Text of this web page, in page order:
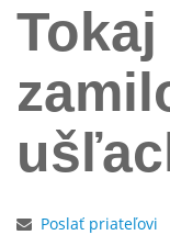
Poslať priateľovi